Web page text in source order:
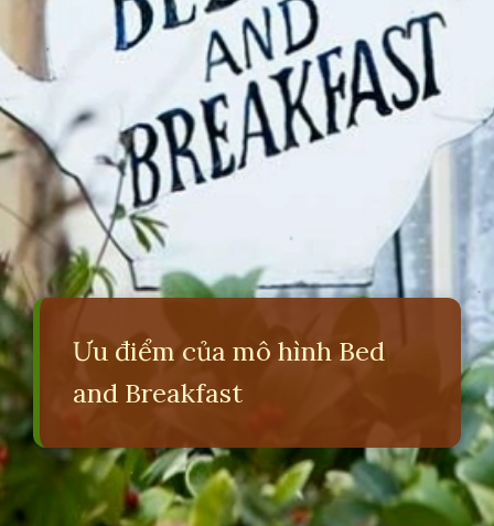
Ưu điểm của mô hình Bed
and Breakfast